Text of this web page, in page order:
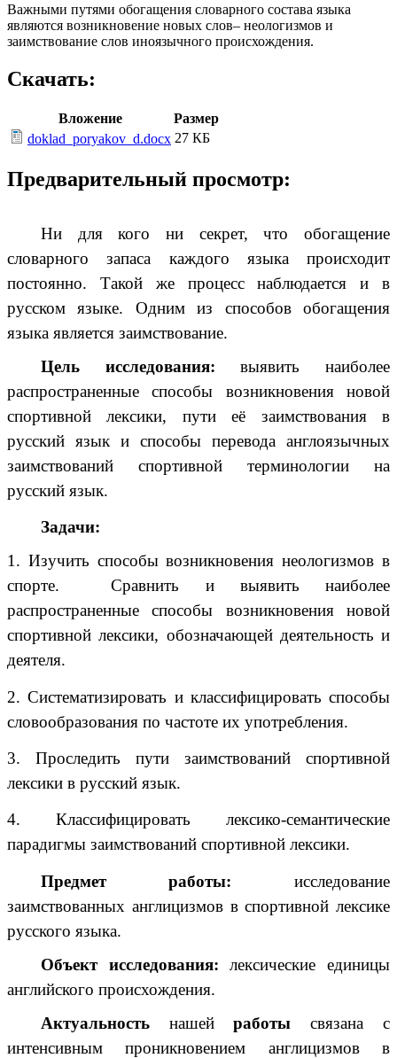
Важными путями обогащения словарного состава языка
являются возникновение новых слов– неологизмов и
заимствование слов иноязычного происхождения.
Скачать:
Вложение
Размер
doklad_poryakov_d.docx 27 КБ
Предварительный просмотр:
Ни для кого ни секрет, что обогащение
словарного запаса каждого языка происходит
постоянно. Такой же процесс наблюдается и в
русском языке. Одним из способов обогащения
языка является заимствование.
Цель исследования:
выявить наиболее
распространенные способы возникновения новой
спортивной лексики, пути её заимствования в
русский язык и способы перевода англоязычных
заимствований спортивной терминологии на
русский язык.
Задачи:
1. Изучить способы возникновения неологизмов в
спорте. Сравнить и выявить наиболее
распространенные способы возникновения новой
спортивной лексики, обозначающей деятельность и
деятеля.
2. Систематизировать и классифицировать способы
словообразования по частоте их употребления.
3. Проследить пути заимствований спортивной
лексики в русский язык.
4. Классифицировать лексико-семантические
парадигмы заимствований спортивной лексики.
Предмет работы: исследование
заимствованных англицизмов в спортивной лексике
русского языка.
Объект исследования: лексические единицы
английского происхождения.
Актуальностьнашейработы связана с
интенсивным проникновением англицизмов в